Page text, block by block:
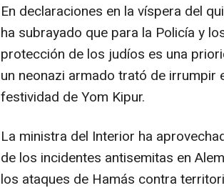
En declaraciones en la víspera del
ha subrayado que para la Policía y
protección de los judíos es una
un neonazi armado trató de irrumpir
festividad de Yom Kipur.
La ministra del Interior ha
de los incidentes antisemitas en
los ataques de Hamás contra